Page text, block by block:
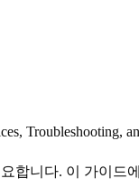
Troubleshooting,
합니다. 이 가이